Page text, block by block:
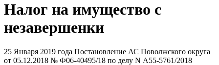
Налог на имущество с
незавершенки
25 Января 2019 года Постановление АС Поволжского округа
от 05.12.2018 № Ф06-40495/18 по делу N А55-5761/2018